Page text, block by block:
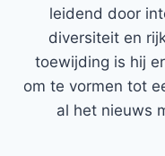
leidend door
diversiteit en
toewijding is hij
om te vormen tot
al het nieuws